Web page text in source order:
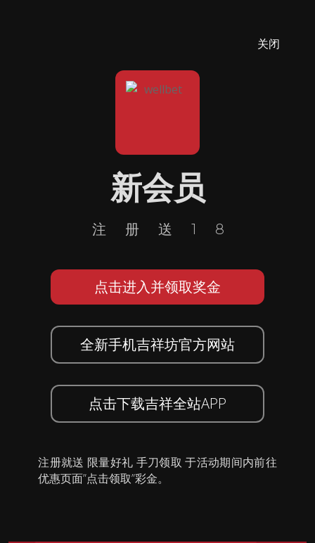
关闭
新会员
注册送18
点击进入并领取奖金
全新手机吉祥坊官方网站
点击下载吉祥全站APP
注册就送 限量好礼 手刀领取 于活动期间内前往
优惠页面”点击领取”彩金。